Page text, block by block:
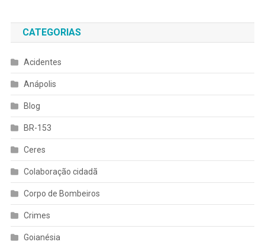
CATEGORIAS
Acidentes
Anápolis
Blog
BR-153
Ceres
Colaboração cidadã
Corpo de Bombeiros
Crimes
Goianésia